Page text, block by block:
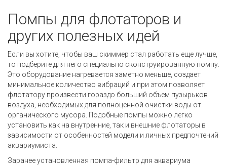
Помпы для флотаторов и
других полезных идей
Если вы хотите, чтобы ваш скиммер стал работать еще лучше,
то подберите для него специально сконструированную помпу.
Это оборудование нагревается заметно меньше, создает
минимальное количество вибраций и при этом позволяет
флотатору произвести гораздо больший объем пузырьков
воздуха, необходимых для полноценной очистки воды от
органического мусора. Подобные помпы можно легко
установить как на внутренние, так и внешние флотаторы в
зависимости от особенностей модели и личных предпочтений
аквариумиста.
Заранее установленная помпа-фильтр для аквариума